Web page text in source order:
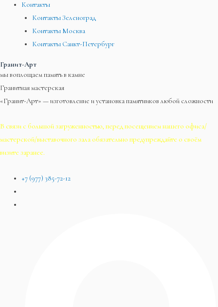
Контакты
Контакты Зеленоград
Контакты Москва
Контакты Санкт-Петербург
Гранит-Арт
мы воплощаем память в камне
Гранитная мастерская
«Гранит-Арт» — изготовление и установка памятников любой сложности
В связи с большой загруженностью, перед посещением нашего офиса/
мастерской/выставочного зала обязательно предупреждайте о своём
визите заранее.
+7 (977) 385-72-12